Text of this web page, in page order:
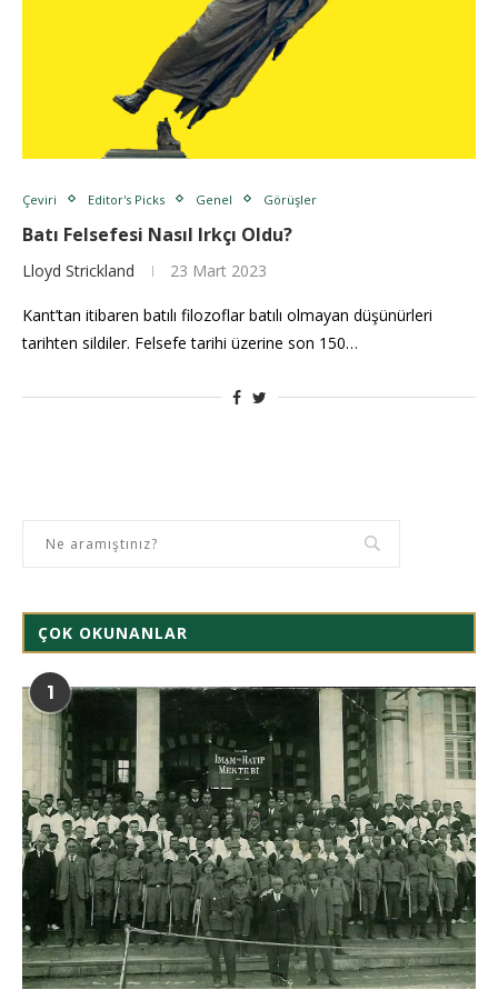
Çeviri Editor's Picks Genel Görüşler
Batı Felsefesi Nasıl Irkçı Oldu?
Lloyd Strickland 23 Mart 2023
Kant’tan itibaren batılı filozoflar batılı olmayan düşünürleri
tarihten sildiler. Felsefe tarihi üzerine son 150…
ÇOK OKUNANLAR
1